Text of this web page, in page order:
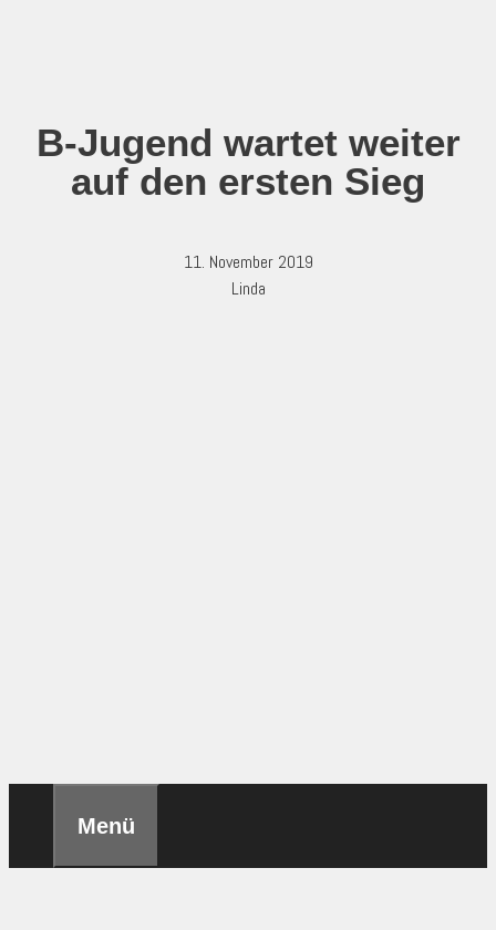
B-Jugend wartet weiter
auf den ersten Sieg
11. November 2019
Linda
Menü